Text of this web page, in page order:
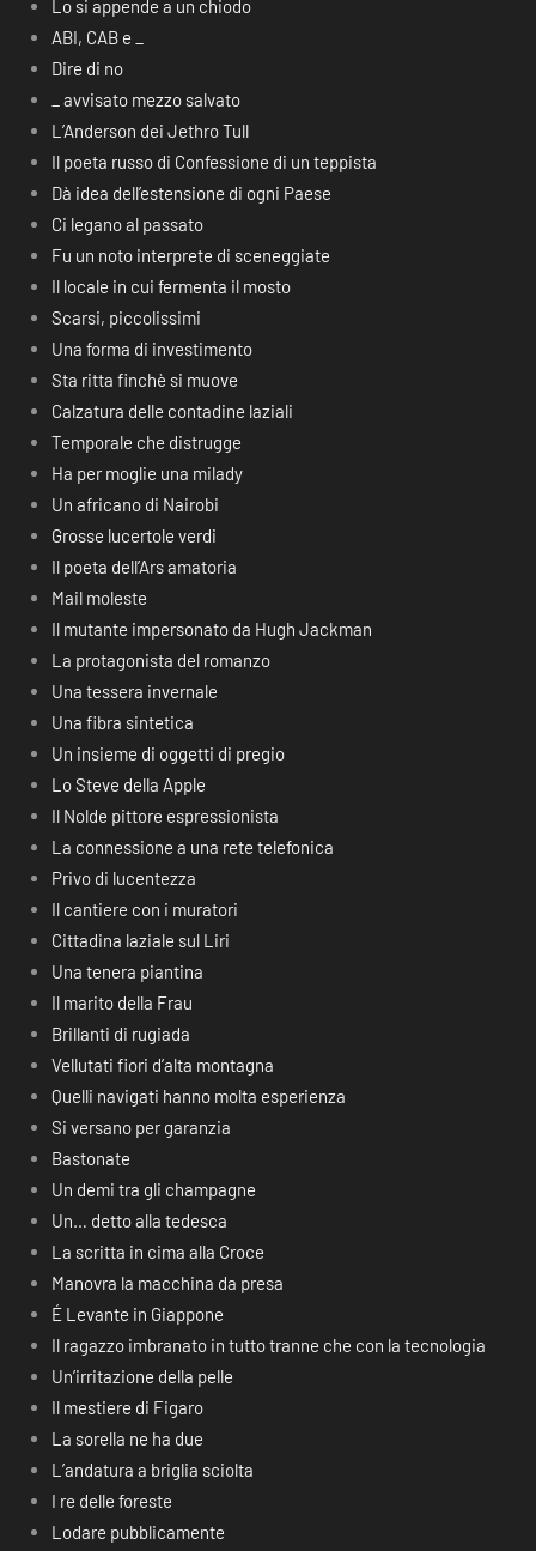
Lo si appende a un chiodo
ABI, CAB e _
Dire di no
_ avvisato mezzo salvato
L’Anderson dei Jethro Tull
Il poeta russo di Confessione di un teppista
Dà idea dell’estensione di ogni Paese
Ci legano al passato
Fu un noto interprete di sceneggiate
Il locale in cui fermenta il mosto
Scarsi, piccolissimi
Una forma di investimento
Sta ritta finchè si muove
Calzatura delle contadine laziali
Temporale che distrugge
Ha per moglie una milady
Un africano di Nairobi
Grosse lucertole verdi
Il poeta dell’Ars amatoria
Mail moleste
Il mutante impersonato da Hugh Jackman
La protagonista del romanzo
Una tessera invernale
Una fibra sintetica
Un insieme di oggetti di pregio
Lo Steve della Apple
Il Nolde pittore espressionista
La connessione a una rete telefonica
Privo di lucentezza
Il cantiere con i muratori
Cittadina laziale sul Liri
Una tenera piantina
Il marito della Frau
Brillanti di rugiada
Vellutati fiori d’alta montagna
Quelli navigati hanno molta esperienza
Si versano per garanzia
Bastonate
Un demi tra gli champagne
Un… detto alla tedesca
La scritta in cima alla Croce
Manovra la macchina da presa
É Levante in Giappone
Il ragazzo imbranato in tutto tranne che con la tecnologia
Un’irritazione della pelle
Il mestiere di Figaro
La sorella ne ha due
L’andatura a briglia sciolta
I re delle foreste
Lodare pubblicamente